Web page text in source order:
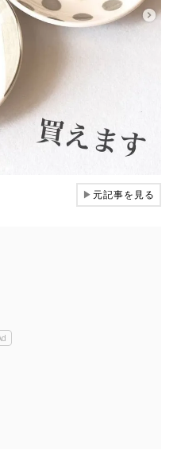
▶元記事を見る